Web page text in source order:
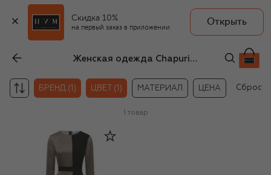
Скидка 10%
на первый заказ в приложении
Открыть
Женская одежда Chapurin золотого цвета
БРЕНД (1) ЦВЕТ (1) МАТЕРИАЛ ЦЕНА
1 товар